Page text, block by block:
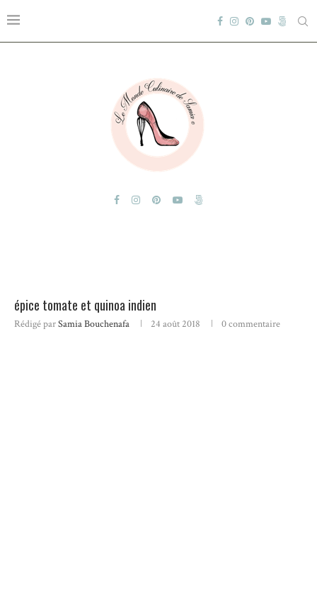
épice tomate et quinoa indien
Rédigé parSamia Bouchenafa 24 août 2018 0 commentaire